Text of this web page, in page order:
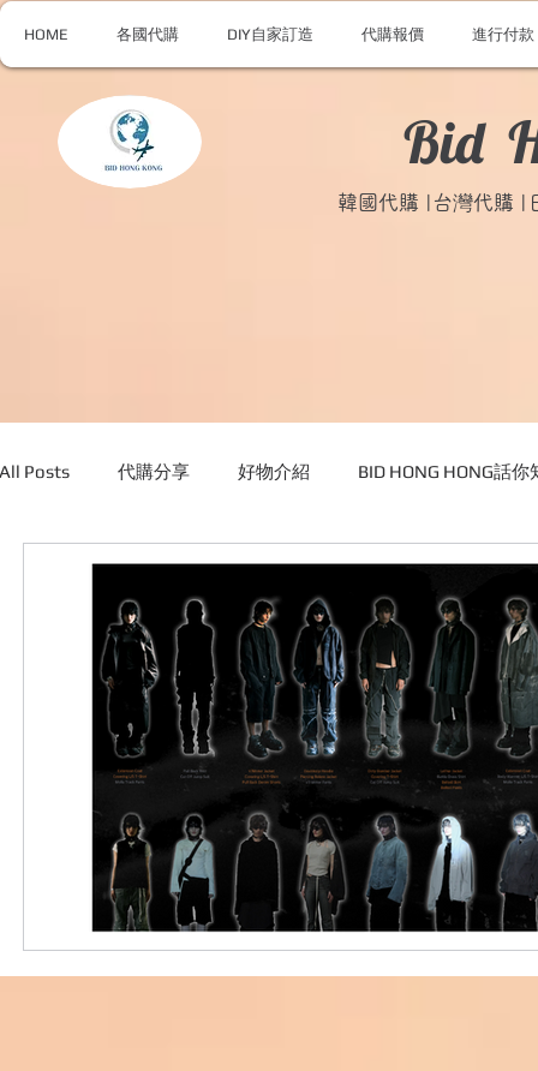
HOME 各國代購 DIY自家訂造 代購報價 進行付款
Bid
韓國代購 |台灣代購 |
All Posts 代購分享 好物介紹 BID HONG HONG話你
外國購物網站介紹 ABOUT ME ABOUT BIDHONGKONG
美食團購 購物 台灣代購網站 Bidhongkong